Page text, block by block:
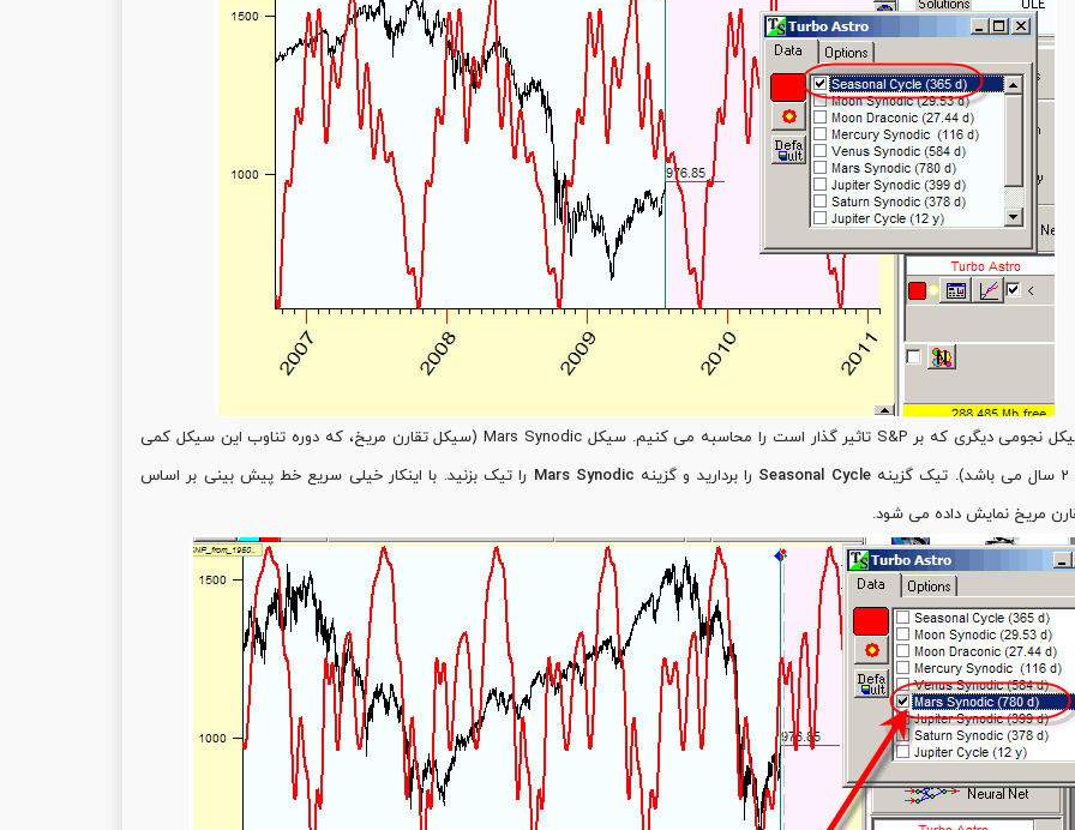
اکنون سیکل نجومی دیگری که بر S&P تاثیر گذار است را محاسبه می کنیم. سیکل Mars Synodic (سیکل تقارن مریخ، که دوره تناوب این سیکل کمی
Seasonal Cycle را بردارید و گزینه Mars Synodic را تیک بزنید. با اینکار خیلی سریع خط پیش بینی بر اساس
مریخ نمایش داده می شود.